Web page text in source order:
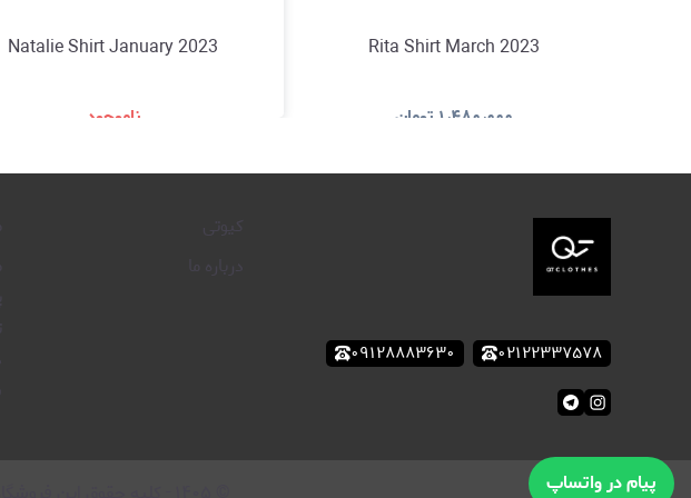
Rita Shirt March 2023
۱٫۴۸۰٫۰۰۰ تومان
Natalie Shirt January 2023
ناموجود
۰۲۱۲۲۳۳۷۵۷۸ ۰۹۱۲۸۸۸۳۶۳۰
کیوتی
درباره ما
پیام در واتساپ